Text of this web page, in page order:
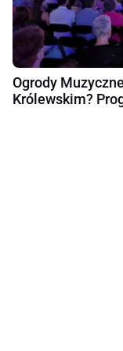
Ogrody
Królewskim?